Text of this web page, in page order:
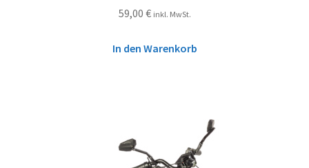
59,00 € inkl. MwSt.
In den Warenkorb